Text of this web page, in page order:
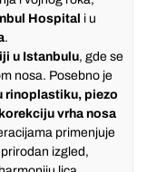
Hospital i u
.
u Istanbulu, gde se
nosa. Posebno je
rinoplastiku, piezo
vrha nosa
primenjuje
izgled,